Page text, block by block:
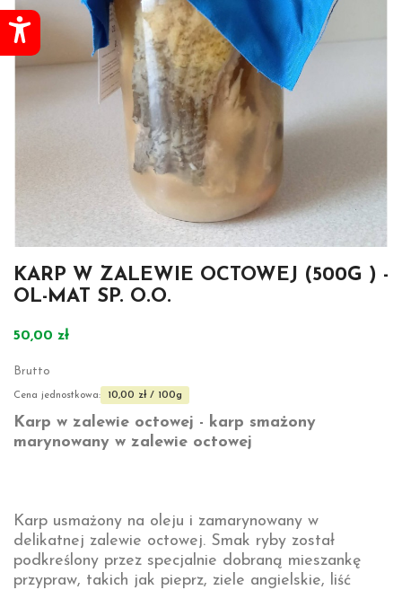
KARP W ZALEWIE OCTOWEJ (500G ) -
OL-MAT SP. O.O.
50,00 zł
Brutto
Cena jednostkowa: 10,00 zł / 100g
Karp w zalewie octowej - karp smażony
marynowany w zalewie octowej
Karp usmażony na oleju i zamarynowany w
delikatnej zalewie octowej. Smak ryby został
podkreślony przez specjalnie dobraną mieszankę
przypraw, takich jak pieprz, ziele angielskie, liść